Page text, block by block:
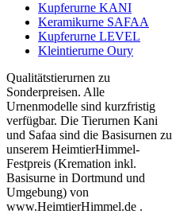
Kupferurne KANI
Keramikurne SAFAA
Kupferurne LEVEL
Kleintierurne Oury
Qualitätstierurnen zu
Sonderpreisen. Alle
Urnenmodelle sind kurzfristig
verfügbar. Die Tierurnen Kani
und Safaa sind die Basisurnen zu
unserem HeimtierHimmel-
Festpreis (Kremation inkl.
Basisurne in Dortmund und
Umgebung) von
www.HeimtierHimmel.de .